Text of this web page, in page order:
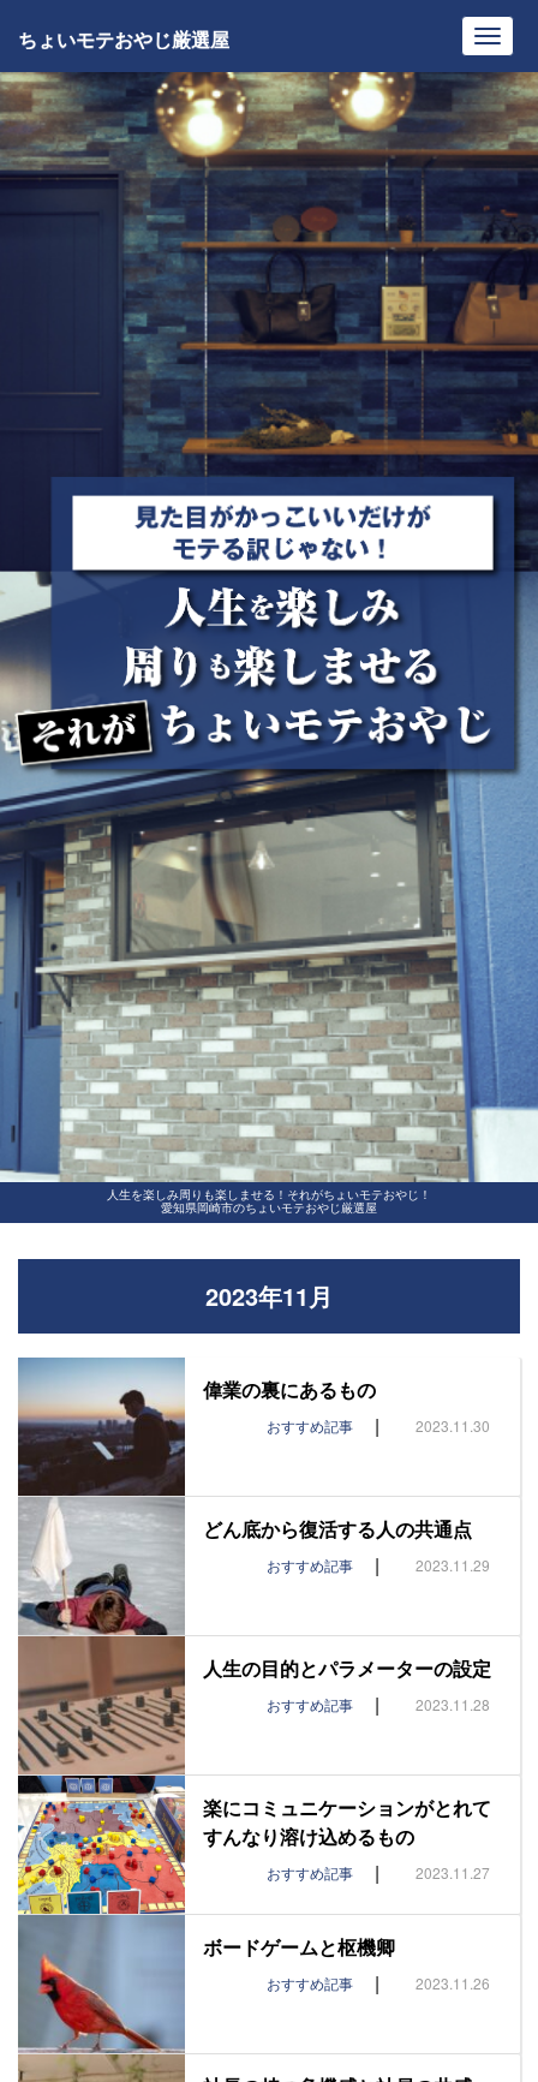
人生を楽しみ周りも楽しませる！それがちょいモテおやじ！
愛知県岡崎市のちょいモテおやじ厳選屋
ちょいモテおやじ厳選屋
2023年11月
偉業の裏にあるもの
おすすめ記事 | 2023.11.30
どん底から復活する人の共通点
おすすめ記事 | 2023.11.29
人生の目的とパラメーターの設定
おすすめ記事 | 2023.11.28
楽にコミュニケーションがとれて
すんなり溶け込めるもの
おすすめ記事 | 2023.11.27
ボードゲームと枢機卿
おすすめ記事 | 2023.11.26